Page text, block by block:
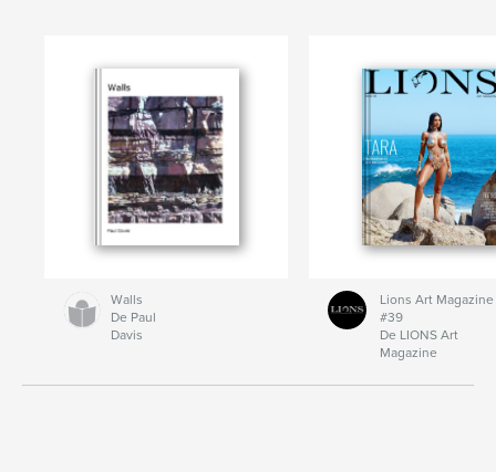
Walls
De Paul
Davis
Lions Art Magazine
#39
De LIONS Art
Magazine